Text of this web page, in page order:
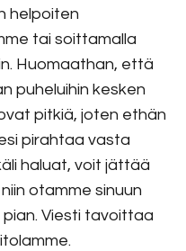
helpoiten
tai soittamalla
Huomaathan, että
puheluihin kesken
pitkiä, joten ethän
pirahtaa vasta
haluat, voit jättää
otamme sinuun
Viesti tavoittaa